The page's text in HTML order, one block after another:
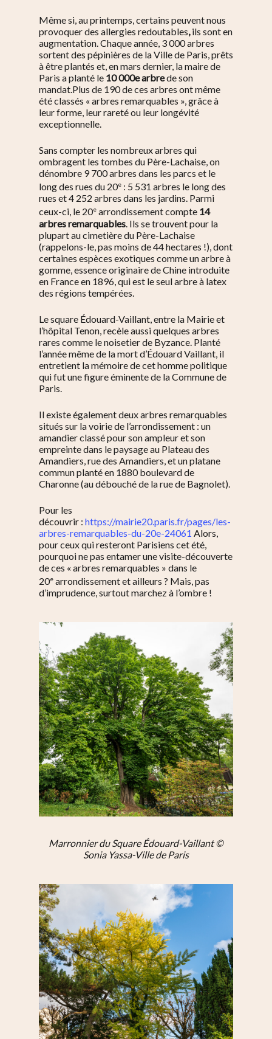
Même si, au printemps, certains peuvent nous
provoquer des allergies redoutables,ils sont en
augmentation. Chaque année, 3 000 arbres
sortent des pépinières de la Ville de Paris, prêts
à être plantés et, en mars dernier, la maire de
Paris a planté le 10 000e arbrede son
mandat.Plus de 190 de ces arbres ont même
été classés « arbres remarquables », grâce à
leur forme, leur rareté ou leur longévité
exceptionnelle.
Sans compter les nombreux arbres qui
ombragent les tombes du Père-Lachaise, on
dénombre 9 700 arbres dans les parcs et le
long des rues du 20e : 5 531 arbres le long des
rues et 4 252 arbres dans les jardins. Parmi
ceux-ci, le 20e arrondissement compte 14
arbres remarquables . Ils se trouvent pour la
plupart au cimetière du Père-Lachaise
(rappelons-le, pas moins de 44 hectares !), dont
certaines espèces exotiques comme un arbre à
gomme, essence originaire de Chine introduite
en France en 1896, qui est le seul arbre à latex
des régions tempérées.
Le square Édouard-Vaillant, entre la Mairie et
l’hôpital Tenon, recèle aussi quelques arbres
rares comme le noisetier de Byzance. Planté
l’année même de la mort d’Édouard Vaillant, il
entretient la mémoire de cet homme politique
qui fut une figure éminente de la Commune de
Paris.
Il existe également deux arbres remarquables
situés sur la voirie de l’arrondissement : un
amandier classé pour son ampleur et son
empreinte dans le paysage au Plateau des
Amandiers, rue des Amandiers, et un platane
commun planté en 1880 boulevard de
Charonne (au débouché de la rue de Bagnolet).
Pour les
découvrir : https://mairie20.paris.fr/pages/les-
arbres-remarquables-du-20e-24061 Alors,
pour ceux qui resteront Parisiens cet été,
pourquoi ne pas entamer une visite-découverte
de ces « arbres remarquables » dans le
20e arrondissement et ailleurs ? Mais, pas
d’imprudence, surtout marchez à l’ombre !
Marronnier du Square Édouard-Vaillant ©
Sonia Yassa-Ville de Paris